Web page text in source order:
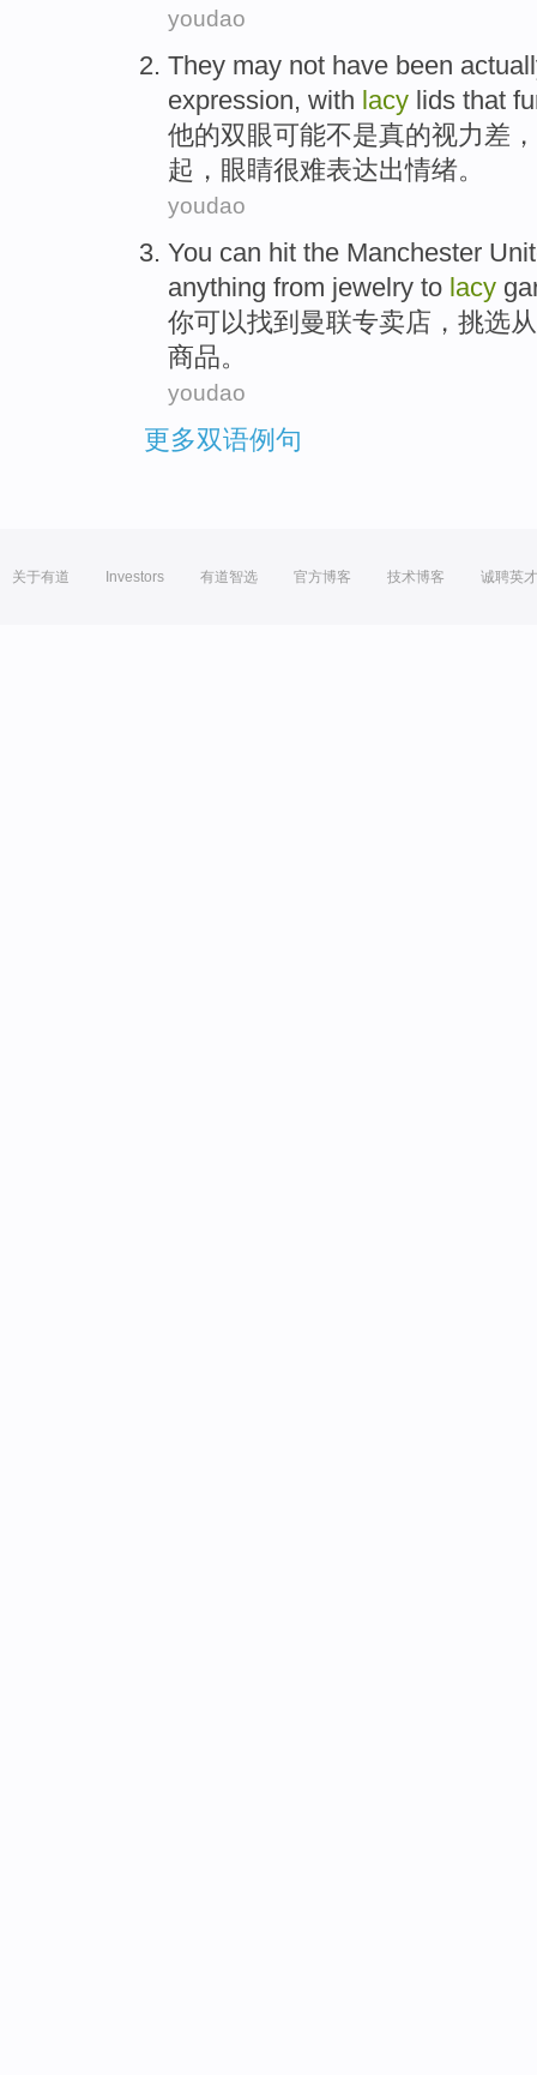
youdao
They may not have been
expression, with lacy lids that
他的双眼可能不是真的视力差 ，
起，眼睛很难表达出情绪。
youdao
You can hit the Manchester
anything from jewelry to lacy
你可以找到 曼联专卖店 ，挑选从
商品。
youdao
更多双语例句
关于有道 Investors 有道智选 官方博客 技术博客 诚聘英才